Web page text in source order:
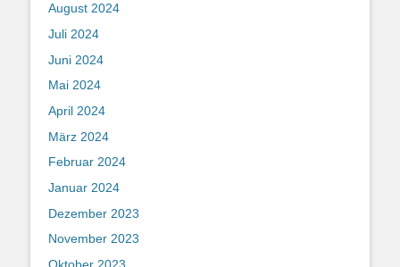
August 2024
Juli 2024
Juni 2024
Mai 2024
April 2024
März 2024
Februar 2024
Januar 2024
Dezember 2023
November 2023